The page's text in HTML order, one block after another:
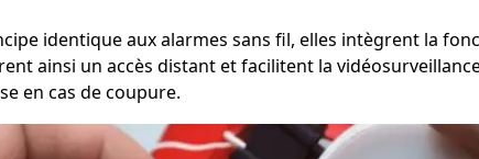
identique aux alarmes sans fil, elles intègrent la
ainsi un accès distant et facilitent la
en cas de coupure.